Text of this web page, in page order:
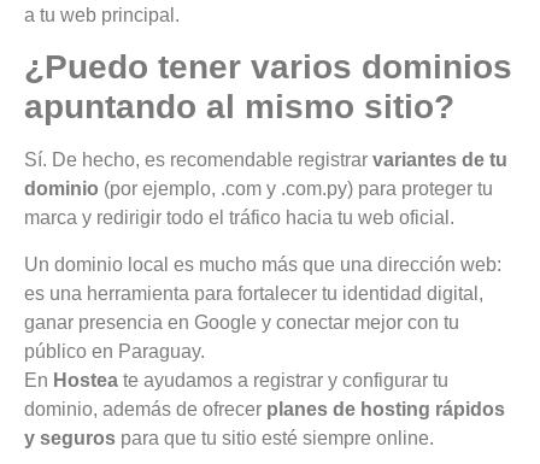
a tu web principal.
¿Puedo tener varios dominios
apuntando al mismo sitio?
Sí. De hecho, es recomendable registrar variantes de tu
dominio (por ejemplo, .com y .com.py) para proteger tu
marca y redirigir todo el tráfico hacia tu web oficial.
Un dominio local es mucho más que una dirección web:
es una herramienta para fortalecer tu identidad digital,
ganar presencia en Google y conectar mejor con tu
público en Paraguay.
En Hostea te ayudamos a registrar y configurar tu
dominio, además de ofrecer planes de hosting rápidos
y seguros para que tu sitio esté siempre online.